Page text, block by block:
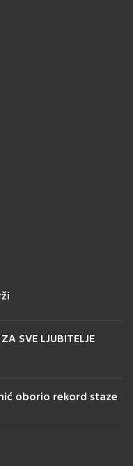
SVE LJUBITELJE
oborio rekord staze